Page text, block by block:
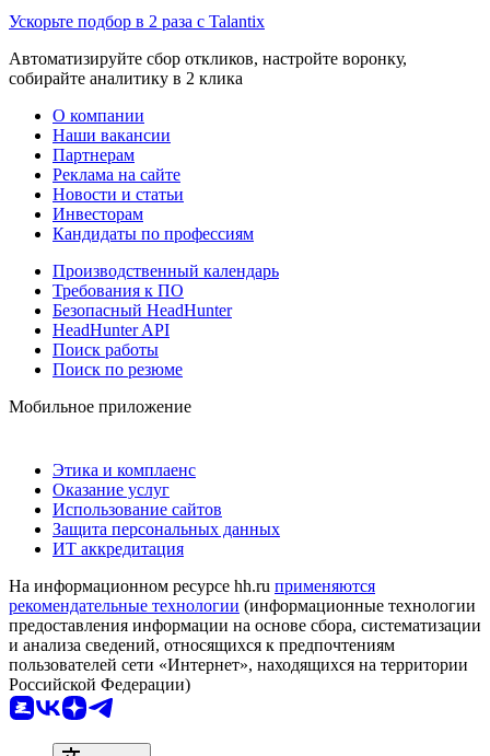
Ускорьте подбор в 2 раза с Talantix
Автоматизируйте сбор откликов, настройте воронку,
собирайте аналитику в 2 клика
О компании
Наши вакансии
Партнерам
Реклама на сайте
Новости и статьи
Инвесторам
Кандидаты по профессиям
Производственный календарь
Требования к ПО
Безопасный HeadHunter
HeadHunter API
Поиск работы
Поиск по резюме
Мобильное приложение
Этика и комплаенс
Оказание услуг
Использование сайтов
Защита персональных данных
ИТ аккредитация
На информационном ресурсе hh.ru применяются
рекомендательные технологии (информационные технологии
предоставления информации на основе сбора, систематизации
и анализа сведений, относящихся к предпочтениям
пользователей сети «Интернет», находящихся на территории
Российской Федерации)